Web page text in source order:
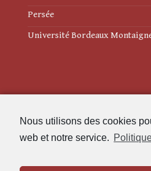
Nous utilisons des cookies
web et notre service.
Persée
Université Bordeaux
Politique de cookies (UE)